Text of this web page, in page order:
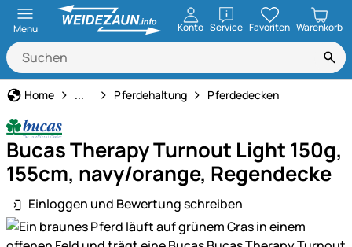
Menu Konto ServiceöffnenFavoriten Warenkorb
Home Tierbedarf
... Pferdehaltung Pferdedecken
Bucas Therapy Turnout Light 150g,
155cm, navy/orange, Regendecke
Einloggen und Bewertung schreiben
Produktgalerie